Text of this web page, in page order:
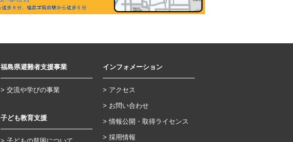
福島県避難者支援事業
交流や学びの事業
子ども教育支援
インフォメーション
アクセス
お問い合わせ
情報公開・取得ライセンス
採用情報